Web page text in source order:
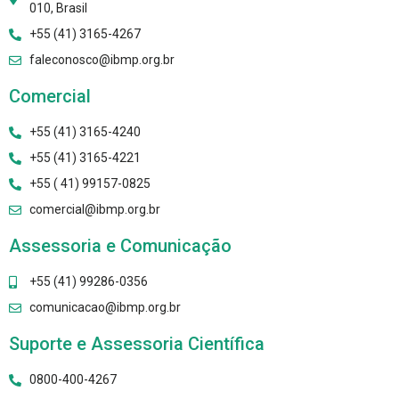
010, Brasil
+55 (41) 3165-4267
faleconosco@ibmp.org.br
Comercial
+55 (41) 3165-4240
+55 (41) 3165-4221
+55 ( 41) 99157-0825
comercial@ibmp.org.br
Assessoria e Comunicação
+55 (41) 99286-0356
comunicacao@ibmp.org.br
Suporte e Assessoria Científica
0800-400-4267